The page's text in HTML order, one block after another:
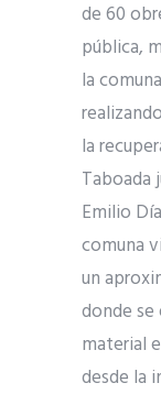
de 60
pública,
la
la
Taboada
Emilio
comuna
un
donde
material
desde la